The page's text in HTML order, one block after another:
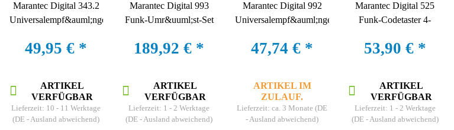
Marantec Digital 343.2
Universalempf&auml;nger
49,95 € *
ARTIKEL
VERFÜGBAR
Lieferzeit: 10 - 11 Werktage
(DE - Ausland abweichend)
Marantec Digital 993
Funk-Umr&uuml;st-Set
189,92 € *
ARTIKEL
VERFÜGBAR
Lieferzeit: 1 - 2 Werktage
(DE - Ausland abweichend)
Marantec Digital 992
Universalempf&auml;nger,
47,74 € *
ARTIKEL IM
ZULAUF.
Lieferzeit:ca. 3 Monate(DE
- Ausland abweichend)
Marantec Digital 525
Funk-Codetaster 4-
53,90 € *
ARTIKEL
VERFÜGBAR
Lieferzeit: 1 - 2 Werktage
(DE - Ausland abweichend)